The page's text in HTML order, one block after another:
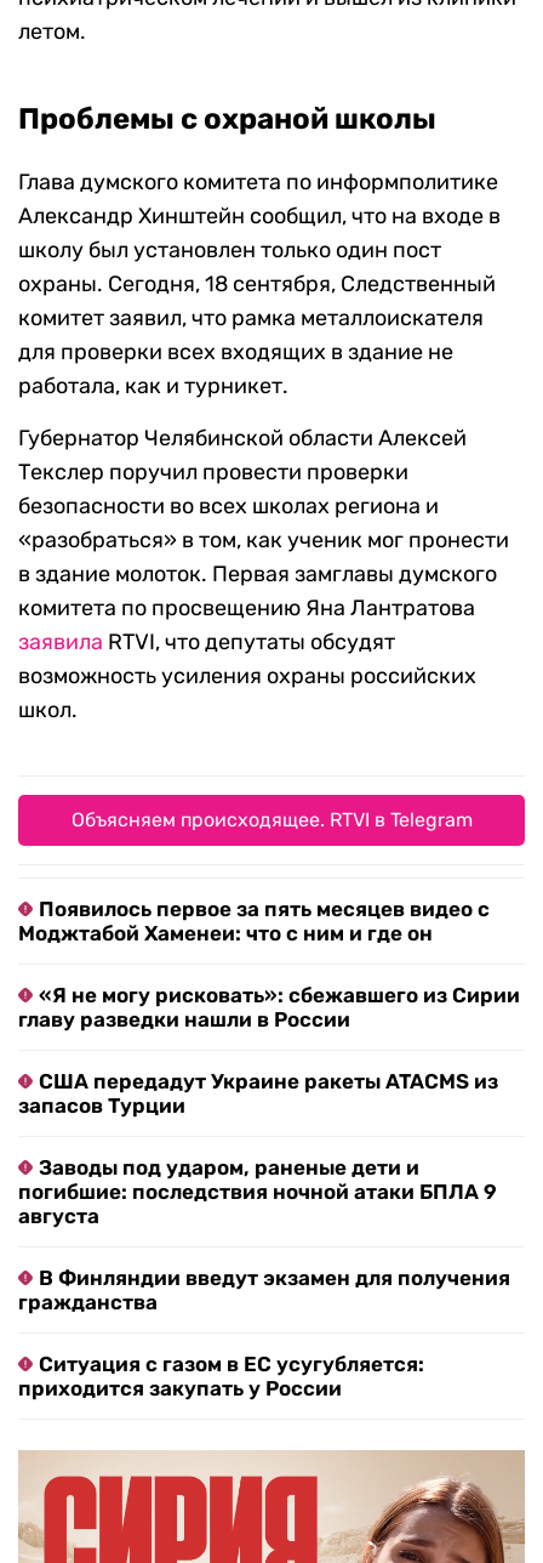
летом.
Проблемы с охраной школы
Глава думского комитета по информполитике
Александр Хинштейн сообщил, что на входе в
школу был установлен только один пост
охраны. Сегодня, 18 сентября, Следственный
комитет заявил, что рамка металлоискателя
для проверки всех входящих в здание не
работала, как и турникет.
Губернатор Челябинской области Алексей
Текслер поручил провести проверки
безопасности во всех школах региона и
«разобраться» в том, как ученик мог пронести
в здание молоток. Первая замглавы думского
комитета по просвещению Яна Лантратова
заявила RTVI, что депутаты обсудят
возможность усиления охраны российских
школ.
Объясняем происходящее. RTVI в Telegram
Появилось первое за пять месяцев видео с
Моджтабой Хаменеи: что с ним и где он
«Я не могу рисковать»: сбежавшего из Сирии
главу разведки нашли в России
США передадут Украине ракеты ATACMS из
запасов Турции
Заводы под ударом, раненые дети и
погибшие: последствия ночной атаки БПЛА 9
августа
В Финляндии введут экзамен для получения
гражданства
Ситуация с газом в ЕС усугубляется:
приходится закупать у России